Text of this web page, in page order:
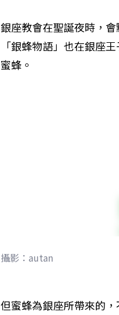
銀座教會在聖誕夜時，
「銀蜂物語」也在銀座
蜜蜂。
攝影：autan
但蜜蜂為銀座所帶來的